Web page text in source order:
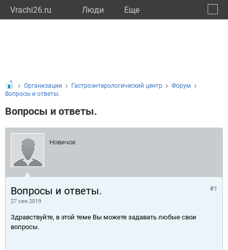
Vrachi26.ru Люди Eще
Организации Гастроэнтерологический центр
Форум
Вопросы и ответы.
Вопросы и ответы.
Новичок
Вопросы и ответы.
27 сен 2019
#1
Здравствуйте, в этой теме Вы можете задавать любые свои
вопросы.